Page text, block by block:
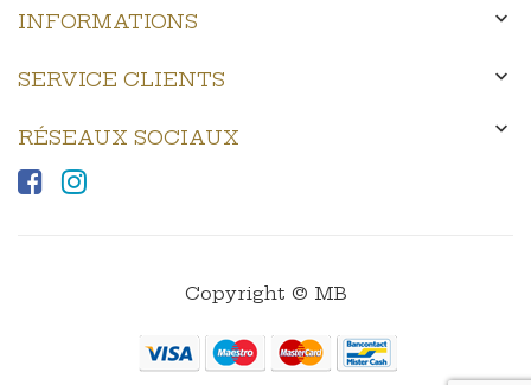
INFORMATIONS 
SERVICE CLIENTS 
RÉSEAUX SOCIAUX 
Copyright © MB